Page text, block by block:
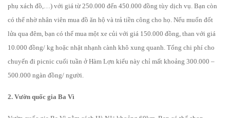
phụ xách đồ,…) với giá từ 250.000 đến 450.000 đồng tùy dịch vụ. Bạn còn
có thể nhờ nhân viên mua đồ ăn hộ và trả tiền công cho họ. Nếu muốn đốt
lửa qua đêm, bạn có thể mua một xe củi với giá 150.000 đồng, than với giá
10.000 đồng/ kg hoặc nhặt nhạnh cành khô xung quanh. Tổng chi phí cho
chuyến đi picnic cuối tuần ở Hàm Lợn kiểu này chỉ mất khoảng 300.000 –
500.000 ngàn đồng/ người.
2. Vườn quốc gia Ba Vì